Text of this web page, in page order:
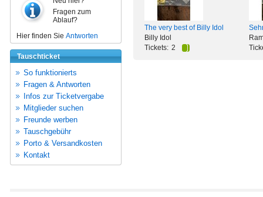
Fragen zum
Ablauf?
Hier finden Sie Antworten
Tauschticket
So funktionierts
Fragen & Antworten
Infos zur Ticketvergabe
Mitglieder suchen
Freunde werben
Tauschgebühr
Porto & Versandkosten
Kontakt
The very best of Billy Idol
Billy Idol
Tickets: 2